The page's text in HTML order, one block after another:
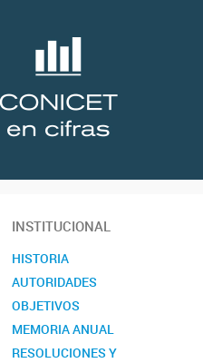
INSTITUCIONAL
HISTORIA
AUTORIDADES
OBJETIVOS
MEMORIA ANUAL
RESOLUCIONES Y